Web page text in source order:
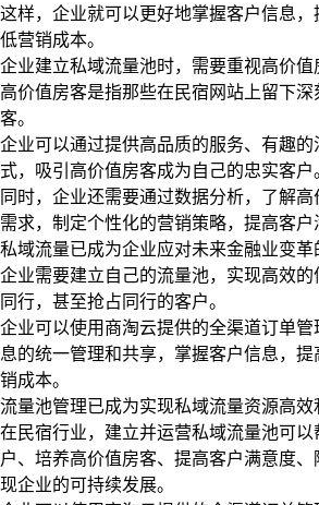
这样，企业就可以更好地掌握客户信息
低营销成本。
企业建立私域流量池时，需要重视高价值
高价值房客是指那些在民宿网站上留下
客。
企业可以通过提供高品质的服务、有趣
式，吸引高价值房客成为自己的忠实客户
同时，企业还需要通过数据分析，了解
需求，制定个性化的营销策略，提高客户
私域流量已成为企业应对未来金融业变革
企业需要建立自己的流量池，实现高效
同行，甚至抢占同行的客户。
企业可以使用商淘云提供的全渠道订单
息的统一管理和共享，掌握客户信息，
销成本。
流量池管理已成为实现私域流量资源高效
在民宿行业，建立并运营私域流量池可
户、培养高价值房客、提高客户满意度
现企业的可持续发展。